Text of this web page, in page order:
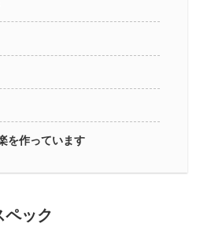
を作っています
ック